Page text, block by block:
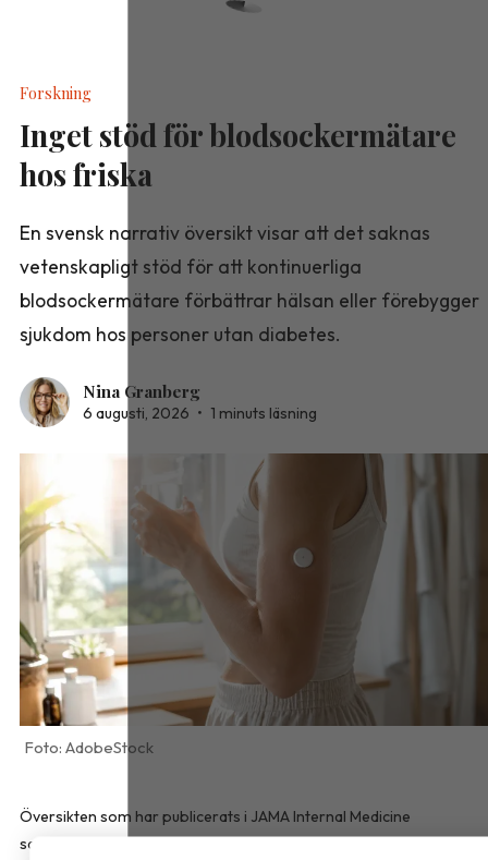
Forskning
Inget stöd för blodsockermätare
hos friska
En svensk narrativ översikt visar att det saknas
vetenskapligt stöd för att kontinuerliga
blodsockermätare förbättrar hälsan eller förebygger
sjukdom hos personer utan diabetes.
Nina Granberg
6 augusti, 2026 • 1 minuts läsning
AdobeStock
Översikten som har publicerats i JAMA Internal Medicine
sammanfattar det aktuella vetenskapliga kunskapsläget om